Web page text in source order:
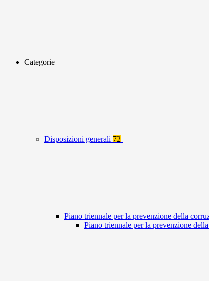
Categorie
Disposizioni generali 72
Piano triennale per la prevenzione della
Piano triennale per la prevenzione